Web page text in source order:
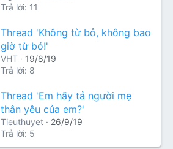
Trả lời: 11
Thread 'Không từ bỏ, không bao
giờ từ bỏ!'
VHT
19/8/19
Trả lời: 8
Thread 'Em hãy tả người mẹ
thân yêu của em?'
Tieuthuyet
26/9/19
Trả lời: 5